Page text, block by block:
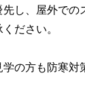
し、屋外での
ださい。
の方も防寒対